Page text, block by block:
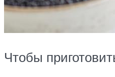
Чтобы